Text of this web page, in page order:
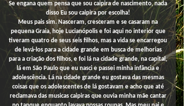
Se engana quem pensa que sou caipira de nascimento, nada
dissoEu sou caipira por escolha!
Meus pais sim. Nasceram, cresceram e se casaram na
pequena Graia, hoje Lucianópolis e foi aqui no interior que
tiveram quatro de seus seis filhos, mas a vida se encarregou
de levá-los para a cidade grande em busca de melhorias
para a criação dos filhos, e foi lá na cidade grande, na capital,
lá em São Paulo que eu nasci e passei minha infância e
adolescência. Lá na cidade grande eu gostava das mesmas
coisas que os adolescentes de lá gostavam e acho que até
reclamava das musicas caipiras que ouvia minha mãe cantar